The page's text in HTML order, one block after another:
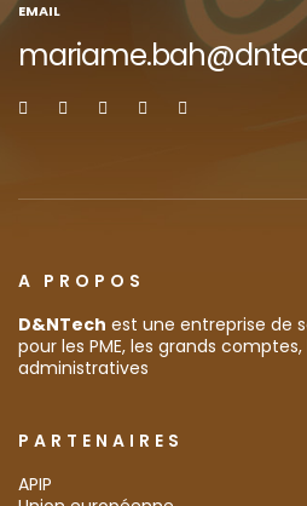
EMAIL
A PROPOS
D&NTech est une entreprise de
pour les PME, les grands
administratives
PARTENAIRES
APIP